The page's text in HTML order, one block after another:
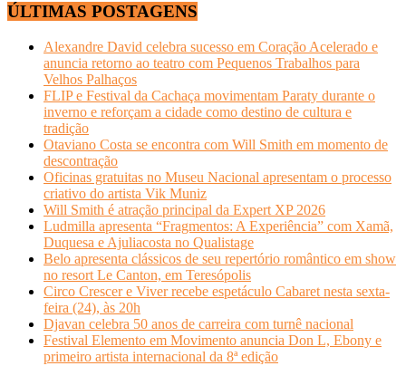
ÚLTIMAS POSTAGENS
Alexandre David celebra sucesso em Coração Acelerado e
anuncia retorno ao teatro com Pequenos Trabalhos para
Velhos Palhaços
FLIP e Festival da Cachaça movimentam Paraty durante o
inverno e reforçam a cidade como destino de cultura e
tradição
Otaviano Costa se encontra com Will Smith em momento de
descontração
Oficinas gratuitas no Museu Nacional apresentam o processo
criativo do artista Vik Muniz
Will Smith é atração principal da Expert XP 2026
Ludmilla apresenta “Fragmentos: A Experiência” com Xamã,
Duquesa e Ajuliacosta no Qualistage
Belo apresenta clássicos de seu repertório romântico em show
no resort Le Canton, em Teresópolis
Circo Crescer e Viver recebe espetáculo Cabaret nesta sexta-
feira (24), às 20h
Djavan celebra 50 anos de carreira com turnê nacional
Festival Elemento em Movimento anuncia Don L, Ebony e
primeiro artista internacional da 8ª edição